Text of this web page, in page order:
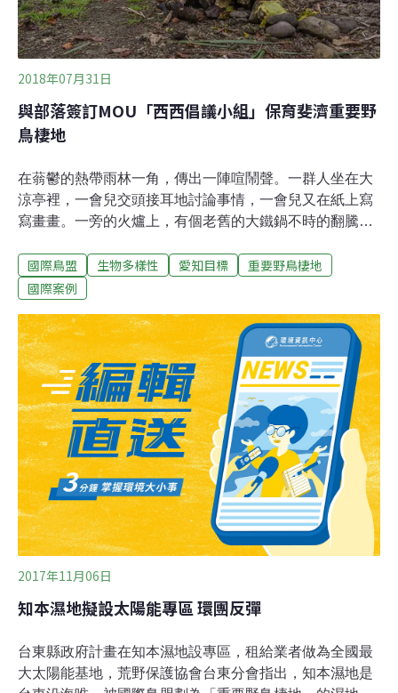
2018年07月31日
與部落簽訂MOU「西西倡議小組」保育斐濟重要野
鳥棲地
在蓊鬱的熱帶雨林一角，傳出一陣喧鬧聲。一群人坐在大
涼亭裡，一會兒交頭接耳地討論事情，一會兒又在紙上寫
寫畫畫。一旁的火爐上，有個老舊的大鐵鍋不時的翻騰，
聲，直上雨林的天際，眺望閃爍著陽光的太平洋。炙熱的
陽光也照射在涼亭的屋頂上，熱情的程度一點也不輸給涼
Tunuloa Peninsula）」，位於斐濟東部主要島嶼瓦努阿島
（Vanua Levu）的東南方。這個地形崎嶇的熱帶太平洋島
嶼，幾乎全島都被熱帶雨林覆蓋，一年四季都相當炎熱，
偶而會有強烈降雨，再加上每年約有10至12個颱風帶來大
量雨水，因此這裡的天氣，不是酷熱豔陽，就是滂沱大
雨。多特有及受脅鳥種棲息 斐濟東部島嶼列重要野鳥棲地
這個得天獨厚的島嶼，也正是拿特哇絲尾鶲（Natewa
Silktail, Lamprolia klinesmith
國際鳥盟 生物多樣性 愛知目標
重要野鳥棲地
國際案例
2017年11月06日
知本濕地擬設太陽能專區 環團反彈
台東縣政府計畫在知本濕地設專區，租給業者做為全國最
大太陽能基地，荒野保護協會台東分會指出，知本濕地是